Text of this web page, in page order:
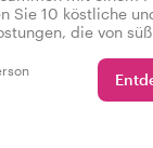
Sie 10 köstliche
die von
in Kuala Lumpur.